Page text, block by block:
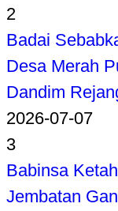
2
Badai
Desa Merah
Dandim
2026-07-07
3
Babinsa
Jembatan